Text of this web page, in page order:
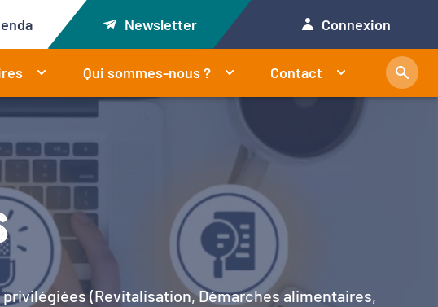
Newsletter Connexion
Qui sommes-nous ? Contact
(Revitalisation, Démarches alimentaires,